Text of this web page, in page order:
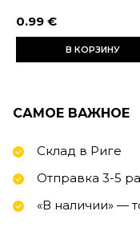
0.99 €
В КОРЗИНУ
САМОЕ ВАЖНОЕ
Склад в Риге
Отправка 3-5
«В наличии» —